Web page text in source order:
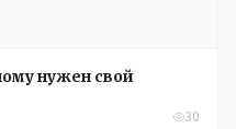
нужен свой
30